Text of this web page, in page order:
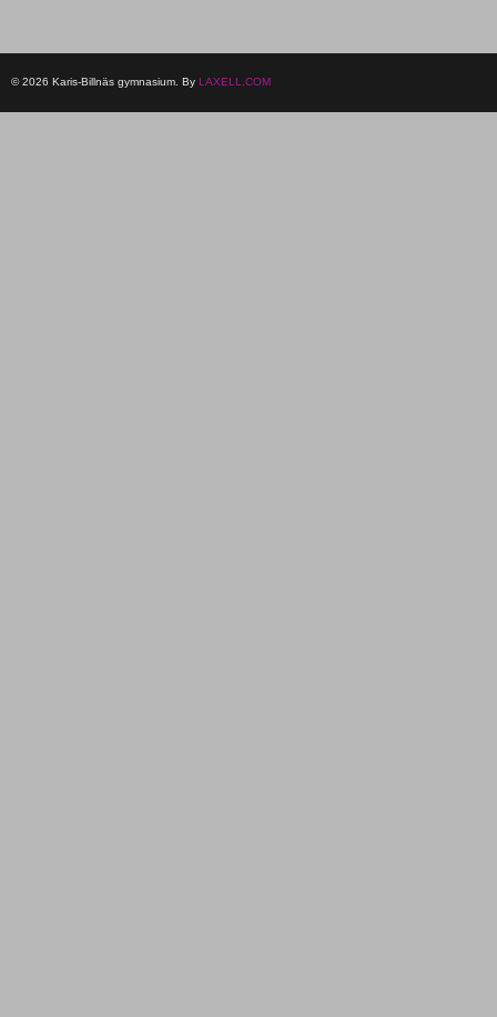
© 2026 Karis-Billnäs gymnasium. By LAXELL.COM